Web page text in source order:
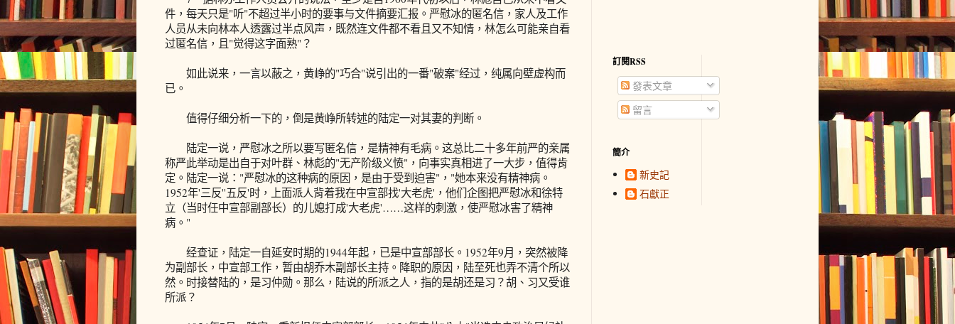
件，每天只是"听"不超过半小时的要事与文件摘要汇报。严慰冰的匿名信，家人及工作
人员从未向林本人透露过半点风声，既然连文件都不看且又不知情，林怎么可能亲自看
过匿名信，且"觉得这字面熟"？
如此说来，一言以蔽之，黄峥的"巧合"说引出的一番"破案"经过，纯属向壁虚构而
已。
值得仔细分析一下的，倒是黄峥所转述的陆定一对其妻的判断。
陆定一说，严慰冰之所以要写匿名信，是精神有毛病。这总比二十多年前严的亲属
称严此举动是出自于对叶群、林彪的"无产阶级义愤"，向事实真相进了一大步，值得肯
定。陆定一说："严慰冰的这种病的原因，是由于受到迫害"，"她本来没有精神病。
1952年'三反''五反'时，上面派人背着我在中宣部找'大老虎'，他们企图把严慰冰和徐特
立（当时任中宣部副部长）的儿媳打成'大老虎'……这样的刺激，使严慰冰害了精神
病。"
经查证，陆定一自延安时期的1944年起，已是中宣部部长。1952年9月，突然被降
为副部长，中宣部工作，暂由胡乔木副部长主持。降职的原因，陆至死也弄不清个所以
然。时接替陆的，是习仲勋。那么，陆说的所派之人，指的是胡还是习？胡、习又受谁
所派？
訂閱RSS
發表文章
留言
簡介
新史記
石獻正